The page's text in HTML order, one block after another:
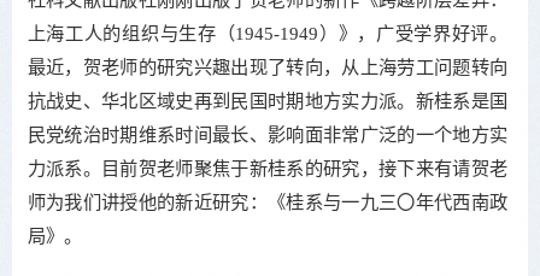
上海工人的组织与生存（1945-1949）》，广受学界好评。
最近，贺老师的研究兴趣出现了转向，从上海劳工问题转向
抗战史、华北区域史再到民国时期地方实力派。新桂系是国
民党统治时期维系时间最长、影响面非常广泛的一个地方实
力派系。目前贺老师聚焦于新桂系的研究，接下来有请贺老
师为我们讲授他的新近研究：《桂系与一九三〇年代西南政
局》。